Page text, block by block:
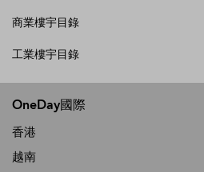
商業樓宇目錄
工業樓宇目錄
OneDay國際
香港
越南